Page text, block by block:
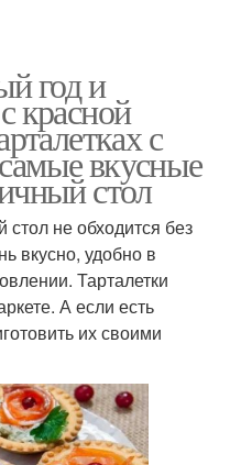
год и
красной
с
вкусные
стол
не обходится без
вкусно, удобно в
Тарталетки
А если есть
их своими